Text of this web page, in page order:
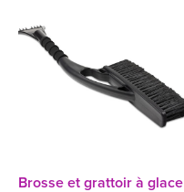
Brosse et grattoir à glace